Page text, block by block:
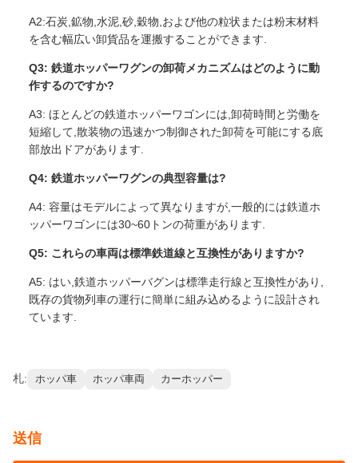
A2:石炭,鉱物,水泥,砂,穀物,および他の粒状または粉末材料
を含む幅広い卸貨品を運搬することができます.
Q3: 鉄道ホッパーワグンの卸荷メカニズムはどのように動
作するのですか?
A3: ほとんどの鉄道ホッパーワゴンには,卸荷時間と労働を
短縮して,散装物の迅速かつ制御された卸荷を可能にする底
部放出ドアがあります.
Q4: 鉄道ホッパーワグンの典型容量は?
A4: 容量はモデルによって異なりますが,一般的には鉄道ホ
ッパーワゴンには30~60トンの荷重があります.
Q5: これらの車両は標準鉄道線と互換性がありますか?
A5: はい,鉄道ホッパーバグンは標準走行線と互換性があり,
既存の貨物列車の運行に簡単に組み込めるように設計され
ています.
札: ホッパ車 ホッパ車両 カーホッパー
送信